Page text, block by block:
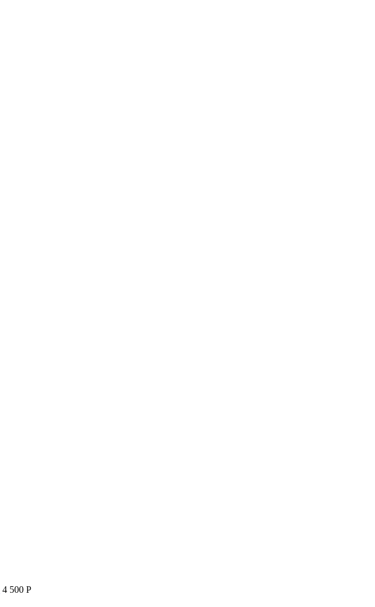
4 500 P